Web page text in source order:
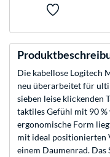
Die kabellose Logitech
neu überarbeitet für
sieben leise klickenden
taktiles Gefühl mit 90
ergonomische Form
mit ideal positionierten
einem Daumenrad.